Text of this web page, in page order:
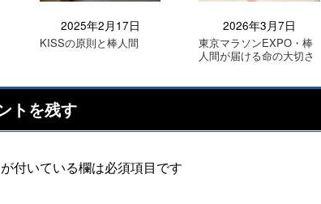
2025年2月17日
KISSの原則と棒人間
2026年3月7日
東京マラソンEXPO・棒
人間が届ける命の大切さ
トを残す
が付いている欄は必須項目です